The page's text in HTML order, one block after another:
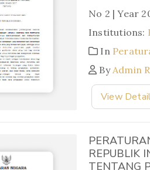
No 2 | Year
Institutions:
In
ByAdmin
View
REPUBLIK
TENTANG